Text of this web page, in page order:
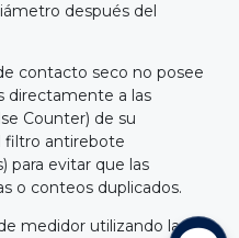
después del
contacto seco no posee
directamente a las
Counter) de su
filtro antirebote
para evitar que las
o conteos duplicados.
medidor utilizando las